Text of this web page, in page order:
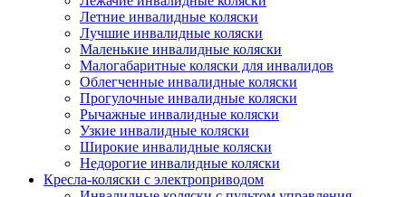
Летние инвалидные коляски
Лучшие инвалидные коляски
Маленькие инвалидные коляски
Малогабаритные коляски для инвалидов
Облегченные инвалидные коляски
Прогулочные инвалидные коляски
Рычажные инвалидные коляски
Узкие инвалидные коляски
Широкие инвалидные коляски
Недорогие инвалидные коляски
Кресла-коляски с электроприводом